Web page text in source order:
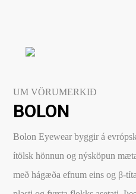
Linsuvökvi
Augnhvílur
Linsuvökvi
Stækkunargler
Vítamín
UM VÖRUMERKIÐ
BOLON
Bolon Eyewear byggir á
ítölsk hönnun og nýsköpun
með hágæða efnum eins og β-